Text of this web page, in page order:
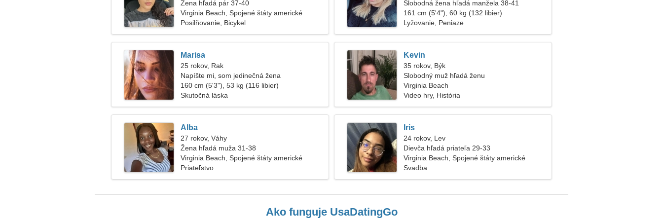
Žena hľadá pár 37-40
Virginia Beach, Spojené štáty americké
Posilňovanie, Bicykel
Slobodná žena hľadá manžela 38-41
161 cm (5'4"), 60 kg (132 libier)
Lyžovanie, Peniaze
Marisa
25 rokov, Rak
Napíšte mi, som jedinečná žena
160 cm (5'3"), 53 kg (116 libier)
Skutočná láska
Kevin
35 rokov, Býk
Slobodný muž hľadá ženu
Virginia Beach
Video hry, História
Alba
27 rokov, Váhy
Žena hľadá muža 31-38
Virginia Beach, Spojené štáty americké
Priateľstvo
Iris
24 rokov, Lev
Dievča hľadá priateľa 29-33
Virginia Beach, Spojené štáty americké
Svadba
Ako funguje UsaDatingGo